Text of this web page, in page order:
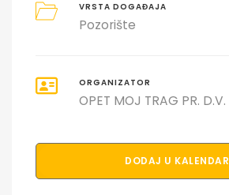
VRSTA DOGAĐAJA
Pozorište
ORGANIZATOR
OPET MOJ TRAG PR. D.V.
DODAJ U KALENDAR